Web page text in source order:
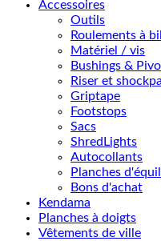
Accessoires
Outils
Roulements à
Matériel / vis
Bushings &
Riser et
Griptape
Footstops
Sacs
ShredLights
Autocollants
Planches
Bons d'achat
Kendama
Planches à doigts
Vêtements de ville